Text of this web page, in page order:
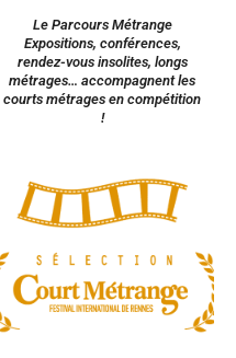
Le Parcours Métrange
Expositions, conférences,
rendez-vous insolites, longs
métrages… accompagnent les
courts métrages en compétition
!